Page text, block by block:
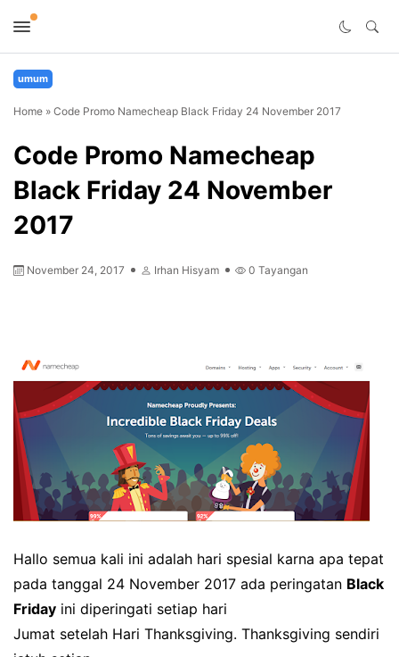
umum
Home » Code Promo Namecheap Black Friday 24 November 2017
Code Promo Namecheap
Black Friday 24 November
2017
November 24, 2017 Irhan Hisyam 0 Tayangan
Hallo semua kali ini adalah hari spesial karna apa tepat
pada tanggal 24 November 2017 ada peringatan Black
Friday ini diperingati setiap hari
Jumat setelah Hari Thanksgiving. Thanksgiving sendiri